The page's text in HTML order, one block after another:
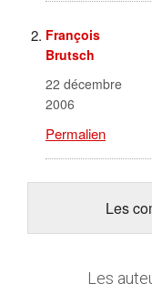
François
Brutsch
22 décembre
2006
Permalien
Les
Les